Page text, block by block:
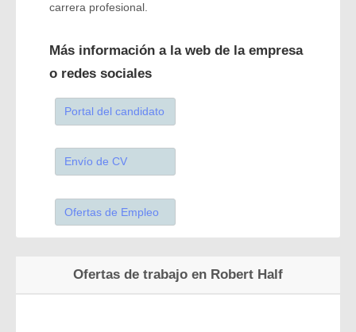
carrera profesional.
Más información a la web de la empresa
o redes sociales
Portal del candidato
Envío de CV
Ofertas de Empleo
Ofertas de trabajo en Robert Half